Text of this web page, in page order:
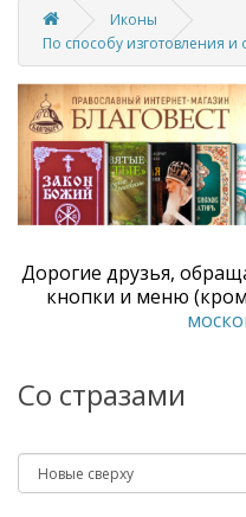
Иконы
По способу изготовления
Дорогие друзья,
кнопки и меню
Со стразами